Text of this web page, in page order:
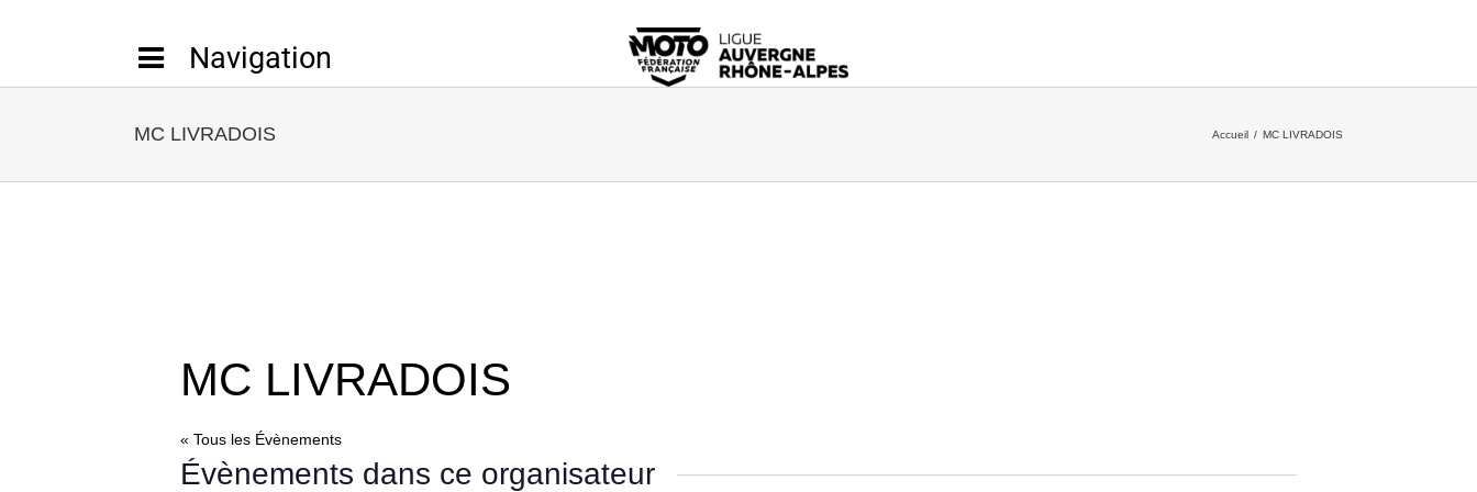
MC LIVRADOIS Accueil / MC LIVRADOIS
MC LIVRADOIS
« Tous les Évènements
Évènements dans ce organisateur